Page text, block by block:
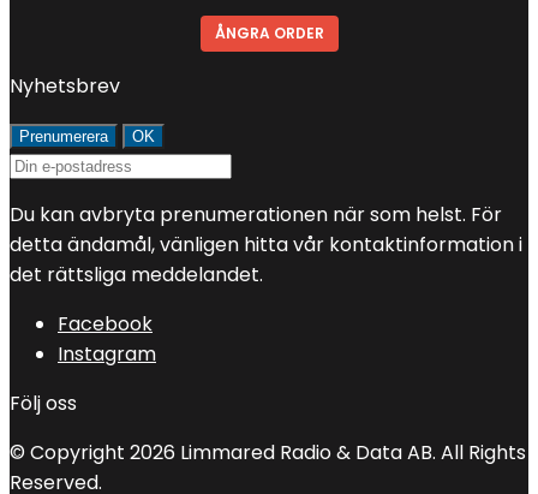
ÅNGRA ORDER
Nyhetsbrev
Du kan avbryta prenumerationen när som helst. För
detta ändamål, vänligen hitta vår kontaktinformation i
det rättsliga meddelandet.
Facebook
Instagram
Följ oss
© Copyright 2026 Limmared Radio & Data AB. All Rights
Reserved.